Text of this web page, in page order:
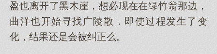
盈也离开了黑木崖，想必现在在绿竹翁那边，
曲洋也开始寻找广陵散，即使过程发生了变
化，结果还是会被纠正么。